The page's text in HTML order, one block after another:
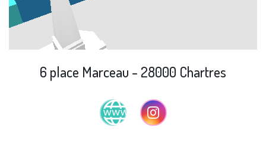
6 place Marceau - 28000 Chartres